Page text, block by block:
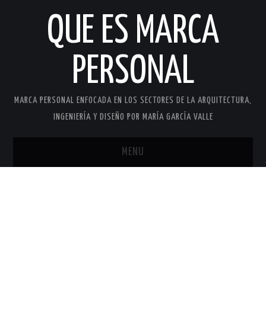
QUE ES MARCA
PERSONAL
MARCA PERSONAL ENFOCADA EN LOS SECTORES DE LA ARQUITECTURA,
INGENIERÍA Y DISEÑO POR MARÍA GARCÍA VALLE
MENU